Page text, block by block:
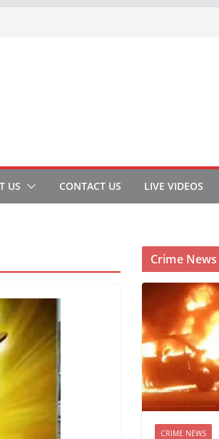
US CONTACT US LIVE VIDEOS
Crime News
CRIME NEWS